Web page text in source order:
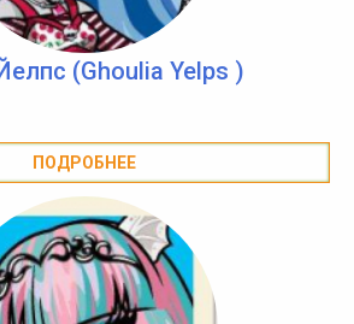
(Ghoulia Yelps )
ПОДРОБНЕЕ